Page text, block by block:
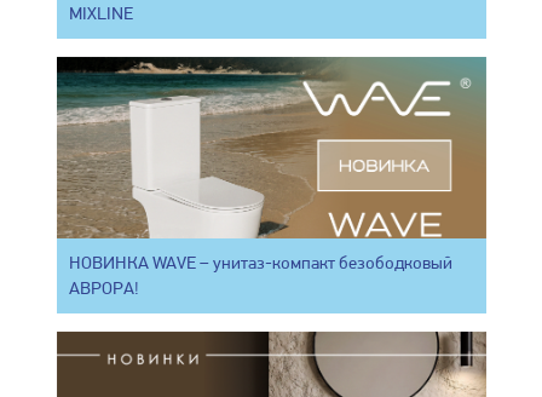
MIXLINE
НОВИНКА WAVE – унитаз-компакт безободковый
АВРОРА!